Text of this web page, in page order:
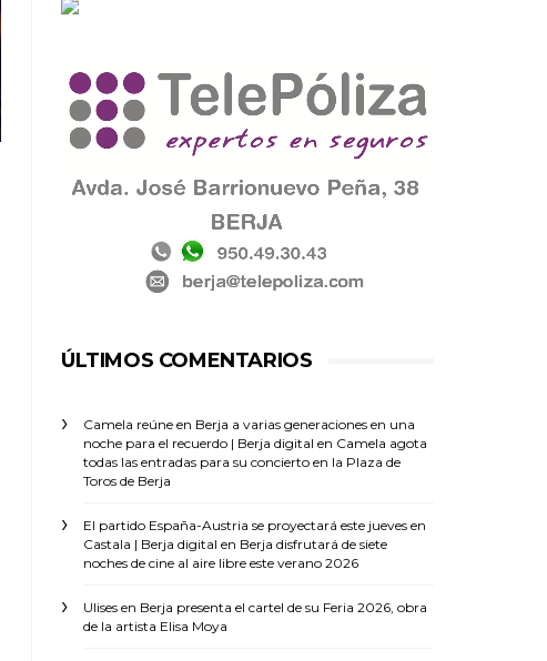
ÚLTIMOS COMENTARIOS
Camela reúne en Berja a varias generaciones en una
noche para el recuerdo | Berja digital en Camela agota
todas las entradas para su concierto en la Plaza de
Toros de Berja
El partido España-Austria se proyectará este jueves en
Castala | Berja digital en Berja disfrutará de siete
noches de cine al aire libre este verano 2026
Ulises en Berja presenta el cartel de su Feria 2026, obra
de la artista Elisa Moya